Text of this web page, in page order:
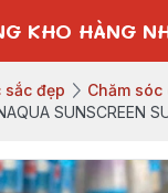
KHO HÀNG
sắc đẹp Chăm sóc
SUNSCREEN